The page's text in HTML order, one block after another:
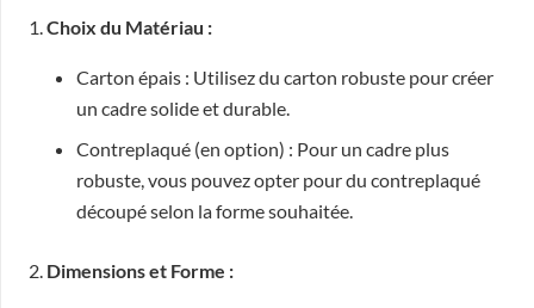
1.Choix du Matériau :
Carton épais : Utilisez du carton robuste pour créer
un cadre solide et durable.
Contreplaqué (en option) : Pour un cadre plus
robuste, vous pouvez opter pour du contreplaqué
découpé selon la forme souhaitée.
2. Dimensions et Forme :